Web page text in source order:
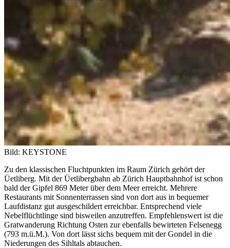
Bild: KEYSTONE
Zu den klassischen Fluchtpunkten im Raum Zürich gehört der
Üetliberg. Mit der Üetlibergbahn ab Zürich Hauptbahnhof ist schon
bald der Gipfel 869 Meter über dem Meer erreicht. Mehrere
Restaurants mit Sonnenterrassen sind von dort aus in bequemer
Laufdistanz gut ausgeschildert erreichbar. Entsprechend viele
Nebelflüchtlinge sind bisweilen anzutreffen. Empfehlenswert ist die
Gratwanderung Richtung Osten zur ebenfalls bewirteten Felsenegg
(793 m.ü.M.). Von dort lässt sichs bequem mit der Gondel in die
Niederungen des Sihltals abtauchen.